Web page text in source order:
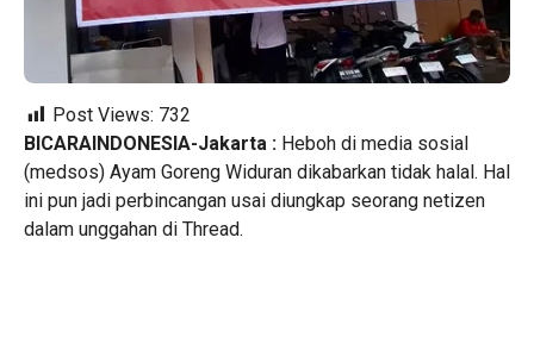
Post Views: 732
BICARAINDONESIA-Jakarta : Heboh di media sosial
(medsos) Ayam Goreng Widuran dikabarkan tidak halal. Hal
ini pun jadi perbincangan usai diungkap seorang netizen
dalam unggahan di Thread.